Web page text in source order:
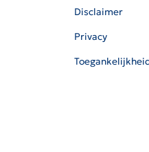
Disclaimer
Privacy